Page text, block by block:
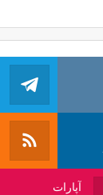
آپارات